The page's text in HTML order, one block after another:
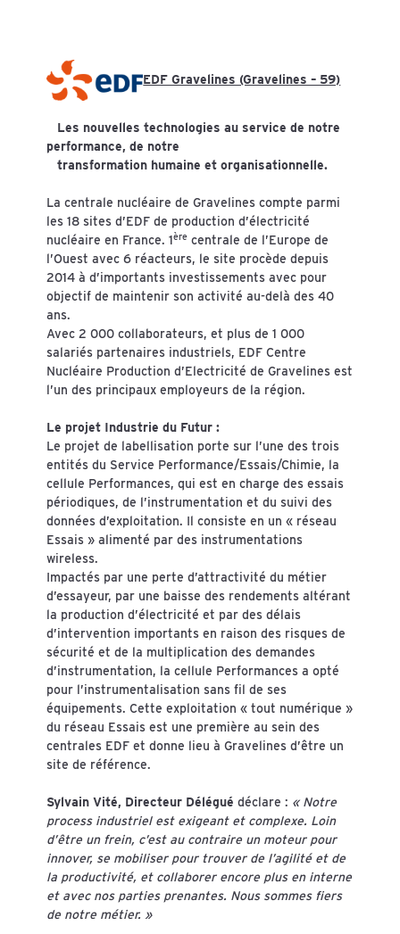
EDF Gravelines (Gravelines – 59)
Les nouvelles technologies au service de notre
performance, de notre
transformation humaine et organisationnelle.
La centrale nucléaire de Gravelines compte parmi
les 18 sites d’EDF de production d’électricité
nucléaire en France. 1ère centrale de l’Europe de
l’Ouest avec 6 réacteurs, le site procède depuis
2014 à d’importants investissements avec pour
objectif de maintenir son activité au-delà des 40
ans.
Avec 2 000 collaborateurs, et plus de 1 000
salariés partenaires industriels, EDF Centre
Nucléaire Production d’Electricité de Gravelines est
l’un des principaux employeurs de la région.
Le projet Industrie du Futur :
Le projet de labellisation porte sur l’une des trois
entités du Service Performance/Essais/Chimie, la
cellule Performances, qui est en charge des essais
périodiques, de l’instrumentation et du suivi des
données d’exploitation. Il consiste en un « réseau
Essais » alimenté par des instrumentations
wireless.
Impactés par une perte d’attractivité du métier
d’essayeur, par une baisse des rendements altérant
la production d’électricité et par des délais
d’intervention importants en raison des risques de
sécurité et de la multiplication des demandes
d’instrumentation, la cellule Performances a opté
pour l’instrumentalisation sans fil de ses
équipements. Cette exploitation « tout numérique »
du réseau Essais est une première au sein des
centrales EDF et donne lieu à Gravelines d’être un
site de référence.
Sylvain Vité, Directeur Déléguédéclare : « Notre
process industriel est exigeant et complexe. Loin
d’être un frein, c’est au contraire un moteur pour
innover, se mobiliser pour trouver de l’agilité et de
la productivité, et collaborer encore plus en interne
et avec nos parties prenantes. Nous sommes fiers
de notre métier. »